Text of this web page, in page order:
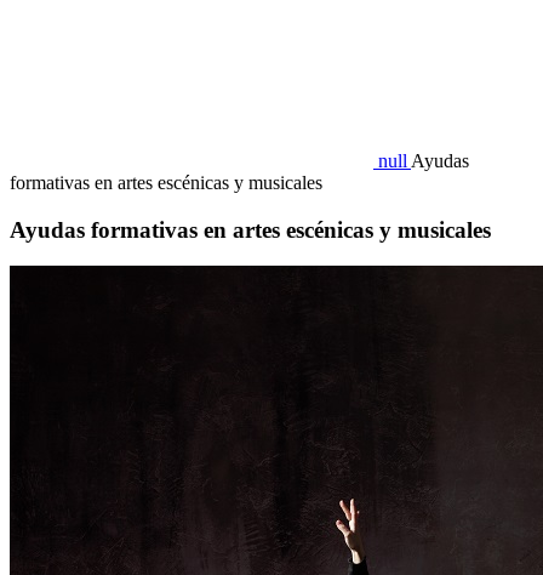
null Ayudas
formativas en artes escénicas y musicales
Ayudas formativas en artes escénicas y musicales